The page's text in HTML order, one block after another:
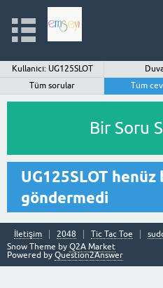
Kullanıcı: UG125SLOT
Tüm sorular
Tüm
Bir Soru
UG125SLOT henüz
göndermedi
İletişim 2048 Tic Tac Toe
Snow Theme by Q2A Market
Powered by Question2Answer